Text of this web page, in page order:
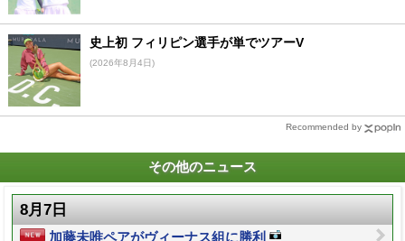
史上初 フィリピン選手が単でツアーV
(2026年8月4日)
Recommended by
その他のニュース
8月7日
加藤未唯ペアがヴィーナス組に勝利